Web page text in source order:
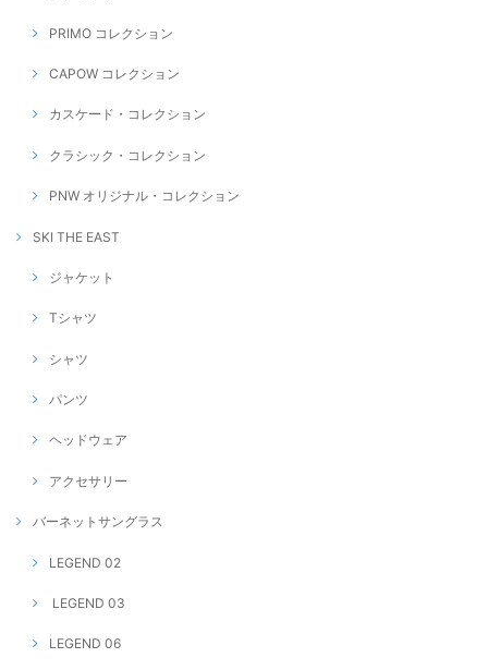
PRIMO コレクション
CAPOW コレクション
カスケード・コレクション
クラシック・コレクション
PNW オリジナル・コレクション
SKI THE EAST
ジャケット
Tシャツ
シャツ
パンツ
ヘッドウェア
アクセサリー
バーネットサングラス
LEGEND 02
LEGEND 03
LEGEND 06